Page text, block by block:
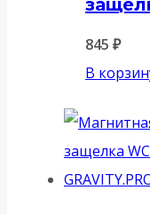
845 ₽
В